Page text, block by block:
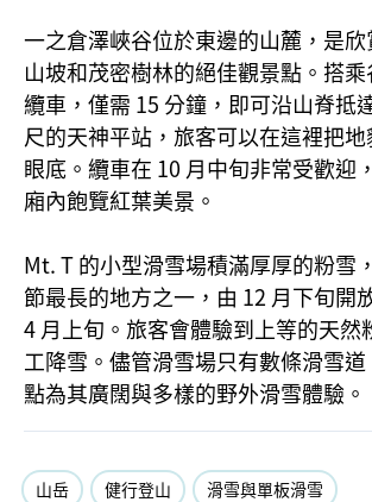
一之倉澤峽谷位於東邊的山麓，是
山坡和茂密樹林的絕佳觀景點。搭
纜車，僅需 15 分鐘，即可沿山脊抵
尺的天神平站，旅客可以在這裡把
眼底。纜車在 10 月中旬非常受歡迎
廂內飽覽紅葉美景。
Mt. T 的小型滑雪場積滿厚厚的粉雪
節最長的地方之一，由 12 月下旬開
4 月上旬。旅客會體驗到上等的天然
工降雪。儘管滑雪場只有數條滑雪
點為其廣闊與多樣的野外滑雪體驗。
山岳 健行登山 滑雪與單板滑雪